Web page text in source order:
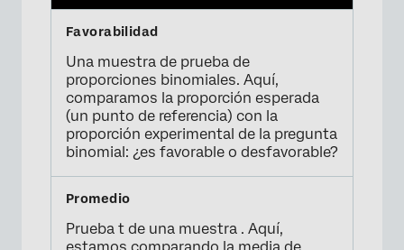
Una muestra de prueba de
proporciones binomiales. Aquí,
comparamos la proporción esperada
(un punto de referencia) con la
proporción experimental de la pregunta
binomial: ¿es favorable o desfavorable?
Prueba t de una muestra . Aquí,